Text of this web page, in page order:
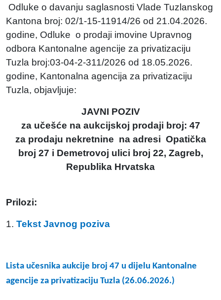
Odluke o davanju saglasnosti Vlade Tuzlanskog
Kantona broj: 02/1-15-11914/26 od 21.04.2026.
godine, Odluke o prodaji imovine Upravnog
odbora Kantonalne agencije za privatizaciju
Tuzla broj:03-04-2-311/2026 od 18.05.2026.
godine, Kantonalna agencija za privatizaciju
Tuzla, objavljuje:
JAVNI POZIV
za učešće na aukcijskoj prodaji broj: 47
za prodaju nekretnine na adresi Opatička
broj 27 i Demetrovoj ulici broj 22, Zagreb,
Republika Hrvatska
Prilozi:
1. Tekst Javnog poziva
Lista učesnika aukcije broj 47 u dijelu Kantonalne
agencije za privatizaciju Tuzla (26.06.2026.)